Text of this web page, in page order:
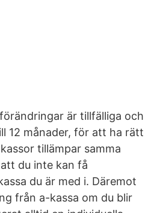
är tillfälliga och
12 månader, för att ha rätt
tillämpar samma
du inte kan få
du är med i. Däremot
från a-kassa om du blir